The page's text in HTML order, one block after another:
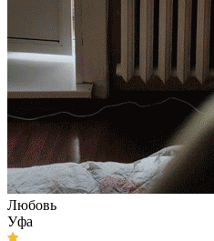
Любовь
Уфа